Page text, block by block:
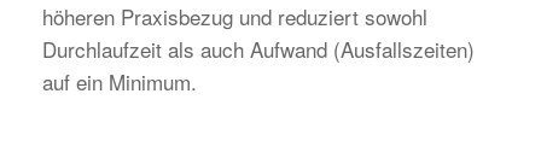
höheren Praxisbezug und reduziert sowohl
Durchlaufzeit als auch Aufwand (Ausfallszeiten)
auf ein Minimum.